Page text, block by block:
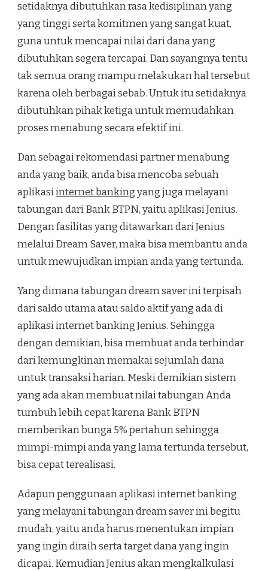
setidaknya dibutuhkan rasa kedisiplinan yang
yang tinggi serta komitmen yang sangat kuat,
guna untuk mencapai nilai dari dana yang
dibutuhkan segera tercapai. Dan sayangnya tentu
tak semua orang mampu melakukan hal tersebut
karena oleh berbagai sebab. Untuk itu setidaknya
dibutuhkan pihak ketiga untuk memudahkan
proses menabung secara efektif ini.
Dan sebagai rekomendasi partner menabung
anda yang baik, anda bisa mencoba sebuah
aplikasiinternet bankingyang juga melayani
tabungan dari Bank BTPN, yaitu aplikasi Jenius.
Dengan fasilitas yang ditawarkan dari Jenius
melaluiDream Saver, maka bisa membantu anda
untuk mewujudkan impian anda yang tertunda.
Yang dimana tabungan dream saver ini terpisah
dari saldo utama atau saldo aktif yang ada di
aplikasi internet banking Jenius. Sehingga
dengan demikian, bisa membuat anda terhindar
dari kemungkinan memakai sejumlah dana
untuk transaksi harian. Meski demikian sistem
yang ada akan membuat nilai tabungan Anda
tumbuh lebih cepat karena Bank BTPN
memberikan bunga 5% pertahun sehingga
mimpi-mimpi anda yang lama tertunda tersebut,
bisa cepat terealisasi.
Adapun penggunaan aplikasi internet banking
yang melayani tabungan dream saver ini begitu
mudah, yaitu anda harus menentukan impian
yang ingin diraih serta target dana yang ingin
dicapai. Kemudian Jenius akan mengkalkulasi